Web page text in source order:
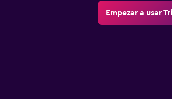
Empezar a usar